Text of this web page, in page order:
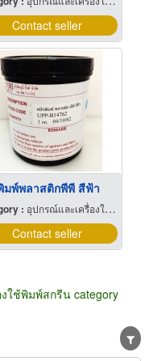
Contact seller
มพ์พลาสติกพีพี สีฟ้า
: อุปกรณ์และเครื่องใช้พิมพ์สกรีน
Contact seller
ใช้พิมพ์สกรีน category